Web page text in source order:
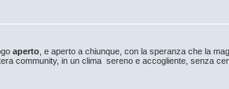
aperto , e aperto a chiunque, con la speranza che la
community, in un clima sereno e accogliente, senza